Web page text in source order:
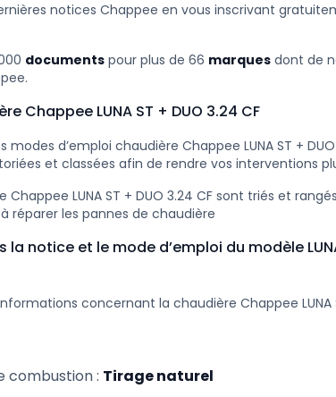
notices Chappee en vous inscrivant
documents pour plus de 66 marques dont de
Chappee LUNA ST + DUO 3.24 CF
d’emploi chaudière Chappee LUNA ST + DUO
et classées afin de rendre vos interventions
LUNA ST + DUO 3.24 CF sont triés et
réparer les pannes de chaudière
notice et le mode d’emploi du modèle
concernant la chaudière Chappee LUNA
combustion : Tirage naturel